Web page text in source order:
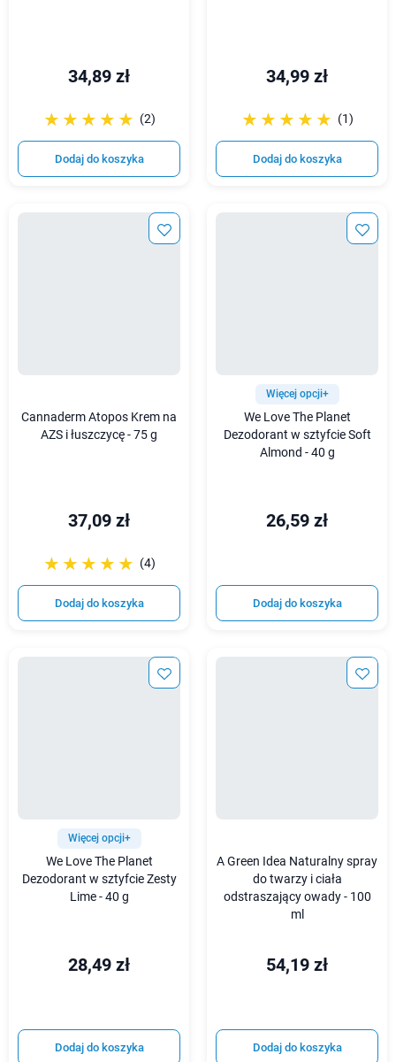
34,89 zł
☆☆☆☆☆
★★★★★ (2)
Dodaj do koszyka
34,99 zł
☆☆☆☆☆
★★★★★ (1)
Dodaj do koszyka
Cannaderm Atopos Krem na
AZS i łuszczycę - 75 g
37,09 zł
☆☆☆☆☆
★★★★★ (4)
Dodaj do koszyka
Więcej opcji+
We Love The Planet
Dezodorant w sztyfcie Soft
Almond - 40 g
26,59 zł
Dodaj do koszyka
Więcej opcji+
We Love The Planet
Dezodorant w sztyfcie Zesty
Lime - 40 g
28,49 zł
Dodaj do koszyka
A Green Idea Naturalny spray
do twarzy i ciała
odstraszający owady - 100
ml
54,19 zł
Dodaj do koszyka